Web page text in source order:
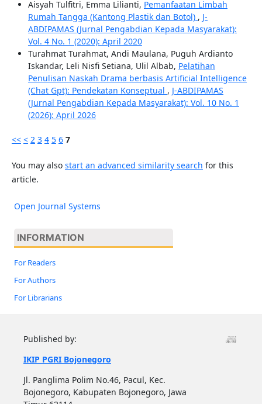
Aisyah Tulfitri, Emma Lilianti, Pemanfaatan Limbah
Rumah Tangga (Kantong Plastik dan Botol) , J-
ABDIPAMAS (Jurnal Pengabdian Kepada Masyarakat):
Vol. 4 No. 1 (2020): April 2020
Turahmat Turahmat, Andi Maulana, Puguh Ardianto
Iskandar, Leli Nisfi Setiana, Ulil Albab, Pelatihan
Penulisan Naskah Drama berbasis Artificial Intelligence
(Chat Gpt): Pendekatan Konseptual , J-ABDIPAMAS
(Jurnal Pengabdian Kepada Masyarakat): Vol. 10 No. 1
(2026): April 2026
<< < 2 3 4 5 6 7
You may also start an advanced similarity search for this
article.
Open Journal Systems
INFORMATION
For Readers
For Authors
For Librarians
Published by:
IKIP PGRI Bojonegoro
Jl. Panglima Polim No.46, Pacul, Kec.
Bojonegoro, Kabupaten Bojonegoro, Jawa